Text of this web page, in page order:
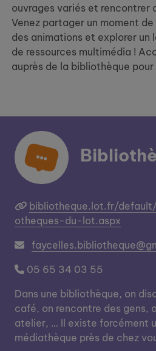
ouvrages variés et rencontrer
Venez partager un moment
des animations et explorer un
de ressources multimédia !
auprès de la bibliothèque
bibliotheque.lot.fr/
otheques-du-lot.aspx
05 65 34 03 55
Dans une bibliothèque, on
café, on rencontre des gens,
atelier, … Il existe forcément
médiathèque près de chez